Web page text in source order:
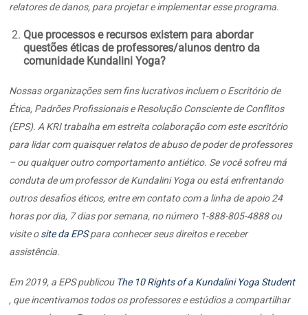
relatores de danos, para projetar e implementar esse programa.
Que processos e recursos existem para abordar
questões éticas de professores/alunos dentro da
comunidade Kundalini Yoga?
Nossas organizações sem fins lucrativos incluem o Escritório de
Ética, Padrões Profissionais e Resolução Consciente de Conflitos
(EPS). A KRI trabalha em estreita colaboração com este escritório
para lidar com quaisquer relatos de abuso de poder de professores
– ou qualquer outro comportamento antiético. Se você sofreu má
conduta de um professor de Kundalini Yoga ou está enfrentando
outros desafios éticos, entre em contato com a linha de apoio 24
horas por dia, 7 dias por semana, no número 1-888-805-4888 ou
visite osite da EPSpara conhecer seus direitos e receber
assistência.
Em 2019, a EPS publicou The 10 Rights of a Kundalini Yoga Student
, que incentivamos todos os professores e estúdios a compartilhar